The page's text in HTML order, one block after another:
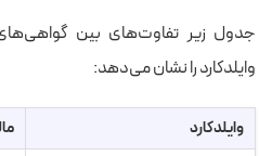
جدول زیر تفاوت‌های بین
وایلدکارد را نشان می‌دهد:
وایلدکارد